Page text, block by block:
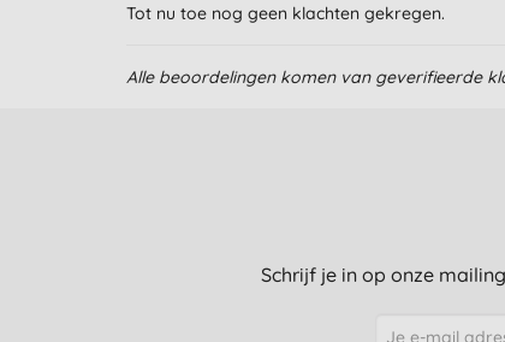
Tot nu toe nog geen klachten gekregen.
Alle beoordelingen komen van geverifieerde
Schrijf je in op onze